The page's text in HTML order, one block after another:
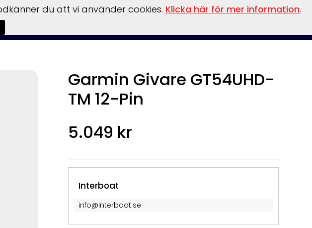
Garmin Givare GT54UHD-
TM 12-Pin
5.049 kr
Interboat
info@interboat.se
du att vi använder cookies. Klicka här för mer information.